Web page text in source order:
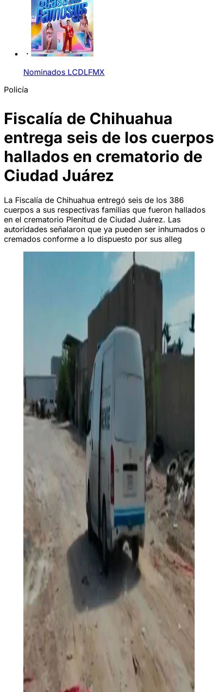
Nominados LCDLFMX
Policía
Fiscalía de Chihuahua
entrega seis de los cuerpos
hallados en crematorio de
Ciudad Juárez
La Fiscalía de Chihuahua entregó seis de los 386
cuerpos a sus respectivas familias que fueron hallados
en el crematorio Plenitud de Ciudad Juárez. Las
autoridades señalaron que ya pueden ser inhumados o
cremados conforme a lo dispuesto por sus alleg